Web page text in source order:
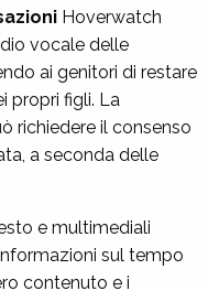
Hoverwatch
vocale delle
ai genitori di restare
propri figli. La
richiedere il consenso
a seconda delle
e multimediali
sul tempo
contenuto e i